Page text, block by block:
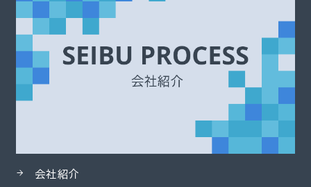
会社紹介